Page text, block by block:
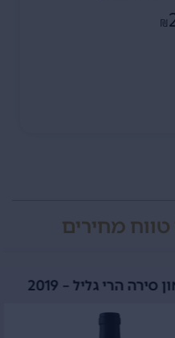
₪
טווח מחירים
– 2019